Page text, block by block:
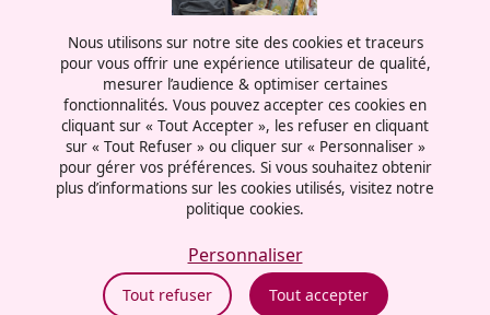
0387556600
Rue de la Grange aux Bois
57070 - Metz
France
Politiques de confidentialité
Nous utilisons sur notre site des cookies et traceurs
pour vous offrir une expérience utilisateur de qualité,
mesurer l’audience & optimiser certaines
fonctionnalités. Vous pouvez accepter ces cookies en
cliquant sur « Tout Accepter », les refuser en cliquant
sur « Tout Refuser » ou cliquer sur « Personnaliser »
pour gérer vos préférences. Si vous souhaitez obtenir
plus d’informations sur les cookies utilisés, visitez notre
politique cookies.
Tout accepter
Tout refuser
Personnaliser